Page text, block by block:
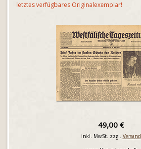
letztes verfügbares Originalexemplar!
49,00 €
inkl. MwSt. zzgl. Versand